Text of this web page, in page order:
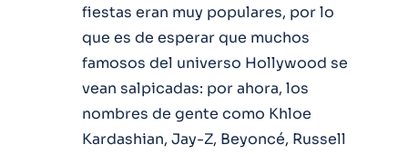
fiestas eran muy populares, por lo
que es de esperar que muchos
famosos del universo Hollywood se
vean salpicadas: por ahora, los
nombres de gente como Khloe
Kardashian, Jay-Z, Beyoncé, Russell